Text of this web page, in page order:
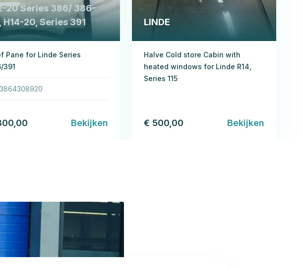
20 Series 386/ 386-
H14-20, Series 391
Pane for Linde Series
391
3864308920
Bekijken
LINDE
Halve Cold store Cabin with
heated windows for Linde R14,
Series 115
€ 500,00 Bekijken